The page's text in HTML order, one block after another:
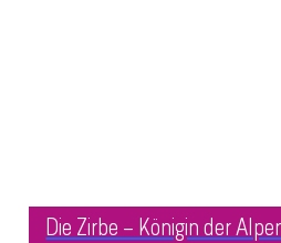
Die Zirbe – Königin der